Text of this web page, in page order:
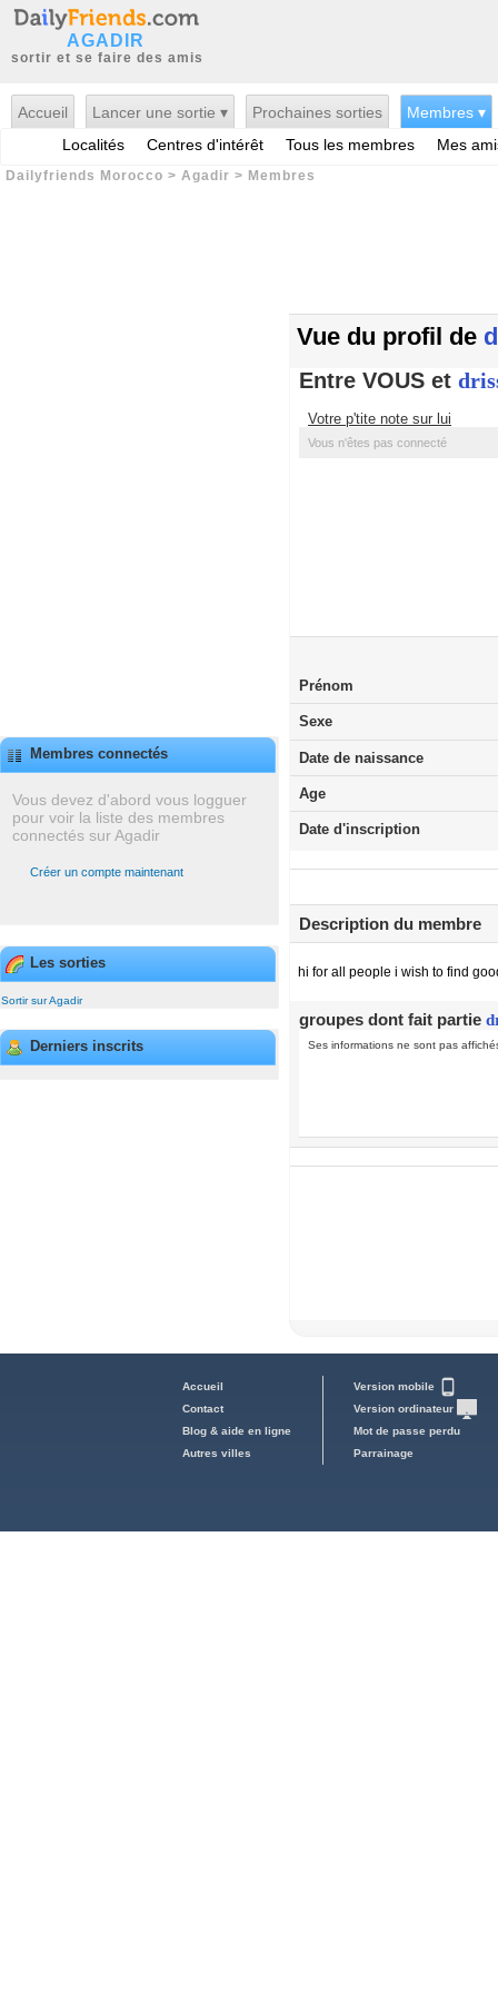
AGADIR
sortir et se faire des amis
Accueil Lancer une sortie ▾ Prochaines sorties
Membres ▾
Localités
Centres d'intérêt Tous les membres Mes
Dailyfriends Morocco > Agadir > Membres
Membres connectés
Vous devez d'abord vous logguer
pour voir la liste des membres
connectés sur Agadir
Créer un compte maintenant
Les sorties
Sortir sur Agadir
Derniers inscrits
Vue du profil de
Entre VOUS et
Votre p'tite note sur lui
Vous n'êtes pas connecté
Prénom
Sexe
Date de naissance
Age
Date d'inscription
Description du membre
hi for all people i wish to find
groupes dont fait partie
Ses informations ne sont pas
Accueil
Contact
Blog & aide en ligne
Autres villes
Version mobile
Version ordinateur
Mot de passe perdu
Parrainage